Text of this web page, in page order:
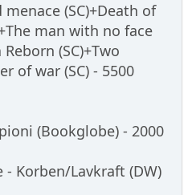
(SC)+Death of
man with no face
(SC)+Two
of war (SC) - 5500
(Bookglobe) - 2000
- Korben/Lavkraft (DW)